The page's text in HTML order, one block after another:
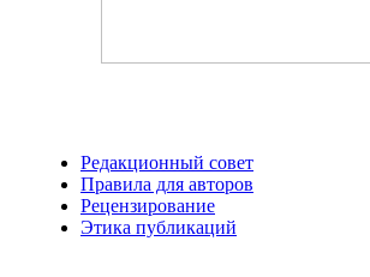
Редакционный совет
Правила для авторов
Рецензирование
Этика публикаций